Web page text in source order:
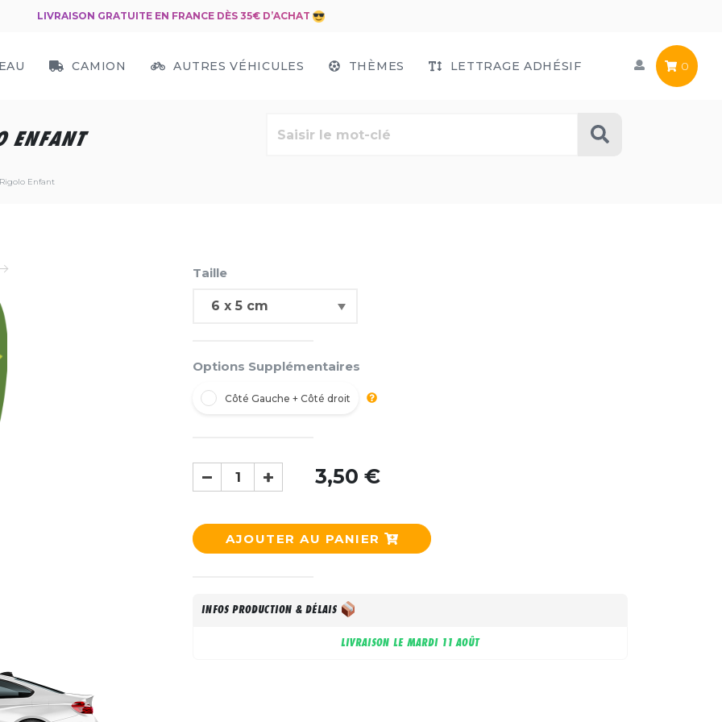
LIVRAISON GRATUITE EN FRANCE DÈS 35€ D’ACHAT
CAMION AUTRES VÉHICULES THÈMES LETTRAGE ADHÉSIF 0
ENFANT
Enfant
Taille
Options Supplémentaires
Côté Gauche + Côté droit
3,50 €
AJOUTER AU PANIER
INFOS PRODUCTION & DÉLAIS
LIVRAISON LE MARDI 11 AOÛT